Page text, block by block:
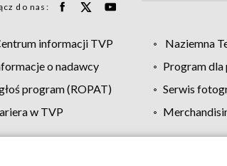
do nas:
informacji TVP Naziemna
o nadawcy
Program dla
program (ROPAT)
Serwis
w TVP